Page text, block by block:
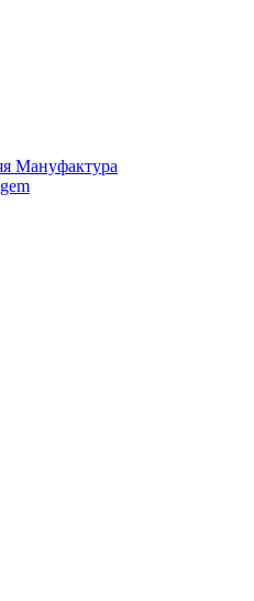
Мануфактура